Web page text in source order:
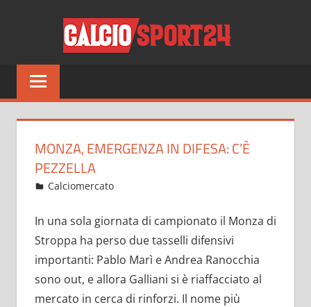
Tutto
sul
del
solo
MONZA, EMERGENZA IN DIFESA: C’È
PEZZELLA
Agosto 25, 2022
admin
Calciomercato
In una sola giornata di campionato il Monza di
Stroppa ha perso due tasselli difensivi
importanti: Pablo Marì e Andrea Ranocchia
sono out, e allora Galliani si è riaffacciato al
mercato in cerca di rinforzi. Il nome più